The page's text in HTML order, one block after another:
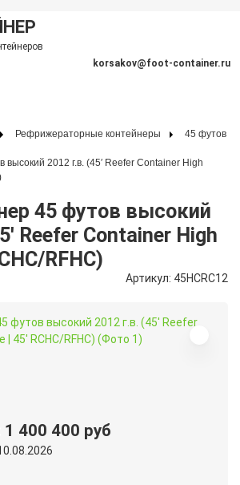
korsakov@foot-container.ru
Рефрижераторные контейнеры 45 футов
Reefer Container High
RFHC)
Артикул: 45HCRC12
400 400 руб